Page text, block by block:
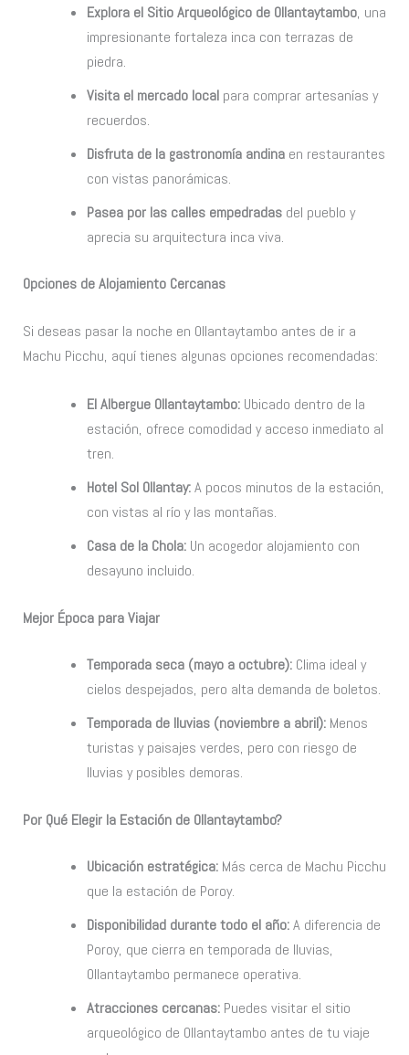
Explora el Sitio Arqueológico de Ollantaytambo, una
impresionante fortaleza inca con terrazas de
piedra.
Visita el mercado localpara comprar artesanías y
recuerdos.
Disfruta de la gastronomía andinaen restaurantes
con vistas panorámicas.
Pasea por las calles empedradasdel pueblo y
aprecia su arquitectura inca viva.
Opciones de Alojamiento Cercanas
Si deseas pasar la noche en Ollantaytambo antes de ir a
Machu Picchu, aquí tienes algunas opciones recomendadas:
El Albergue Ollantaytambo:Ubicado dentro de la
estación, ofrece comodidad y acceso inmediato al
tren.
Hotel Sol Ollantay:A pocos minutos de la estación,
con vistas al río y las montañas.
Casa de la Chola:Un acogedor alojamiento con
desayuno incluido.
Mejor Época para Viajar
Temporada seca (mayo a octubre):Clima ideal y
cielos despejados, pero alta demanda de boletos.
Temporada de lluvias (noviembre a abril):Menos
turistas y paisajes verdes, pero con riesgo de
lluvias y posibles demoras.
Por Qué Elegir la Estación de Ollantaytambo?
Ubicación estratégica:Más cerca de Machu Picchu
que la estación de Poroy.
Disponibilidad durante todo el año:A diferencia de
Poroy, que cierra en temporada de lluvias,
Ollantaytambo permanece operativa.
Atracciones cercanas:Puedes visitar el sitio
arqueológico de Ollantaytambo antes de tu viaje